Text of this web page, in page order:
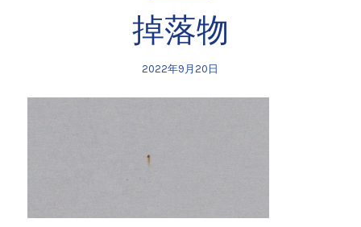
掉落物
2022年9月20日